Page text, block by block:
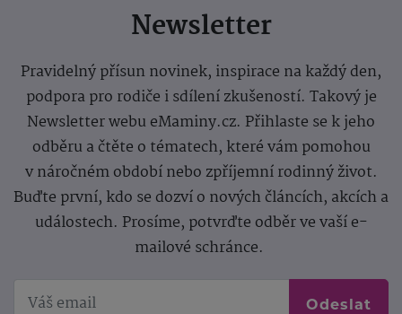
Newsletter
Pravidelný přísun novinek, inspirace na každý den,
podpora pro rodiče i sdílení zkušeností. Takový je
Newsletter webu eMaminy.cz. Přihlaste se k jeho
odběru a čtěte o tématech, které vám pomohou
v náročném období nebo zpříjemní rodinný život.
Buďte první, kdo se dozví o nových článcích, akcích a
událostech. Prosíme, potvrďte odběr ve vaší e-
mailové schránce.
Odeslat